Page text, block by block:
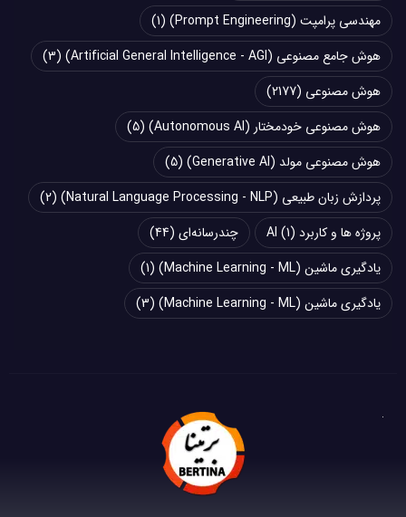
مهندسی پرامپت (Prompt Engineering)
(1)
هوش جامع مصنوعی (Artificial General Intelligence - AGI)
(3)
هوش مصنوعی (2177)
هوش مصنوعی خودمختار (Autonomous AI)
(5)
هوش مصنوعی مولد (Generative AI)
(5)
پردازش زبان طبیعی (Natural Language Processing - NLP)
(2)
پروژه ها و کاربرد AI (1) چند‌‌رسانه‌ای (44)
یادگیری ماشین (Machine Learning - ML)
(1)
یادگیری ماشین (Machine Learning - ML)
(3)